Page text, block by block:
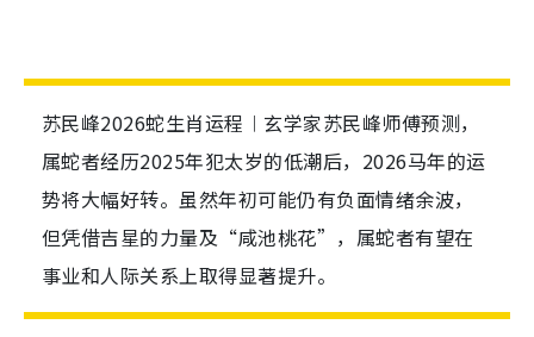
苏民峰2026蛇生肖运程︱玄学家苏民峰师傅预测，
属蛇者经历2025年犯太岁的低潮后，2026马年的运
势将大幅好转。虽然年初可能仍有负面情绪余波，
但凭借吉星的力量及“咸池桃花”，属蛇者有望在
事业和人际关系上取得显著提升。